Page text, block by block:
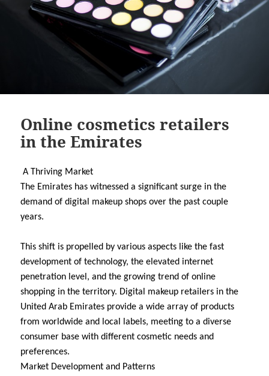
Online cosmetics retailers
in the Emirates
A Thriving Market
The Emirates has witnessed a significant surge in the
demand of digital makeup shops over the past couple
years.
This shift is propelled by various aspects like the fast
development of technology, the elevated internet
penetration level, and the growing trend of online
shopping in the territory. Digital makeup retailers in the
United Arab Emirates provide a wide array of products
from worldwide and local labels, meeting to a diverse
consumer base with different cosmetic needs and
preferences.
Market Development and Patterns